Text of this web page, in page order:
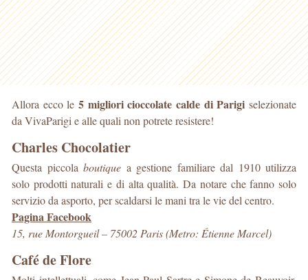
Allora ecco le 5 migliori cioccolate calde di Parigi selezionate
da VivaParigi e alle quali non potrete resistere!
Charles Chocolatier
Questa piccola boutique a gestione familiare dal 1910 utilizza
solo prodotti naturali e di alta qualità. Da notare che fanno solo
servizio da asporto, per scaldarsi le mani tra le vie del centro.
Pagina Facebook
15, rue Montorgueil – 75002 Paris (Metro: Étienne Marcel)
Café de Flore